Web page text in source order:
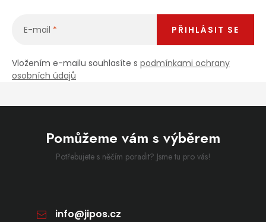
E-mail
Vložením e-mailu souhlasíte s podmínkami ochrany
osobních údajů
PŘIHLÁSIT SE
Pomůžeme vám s výběrem
Potřebujete s něčím poradit? Jsme tu pro vás!
info@jipos.cz